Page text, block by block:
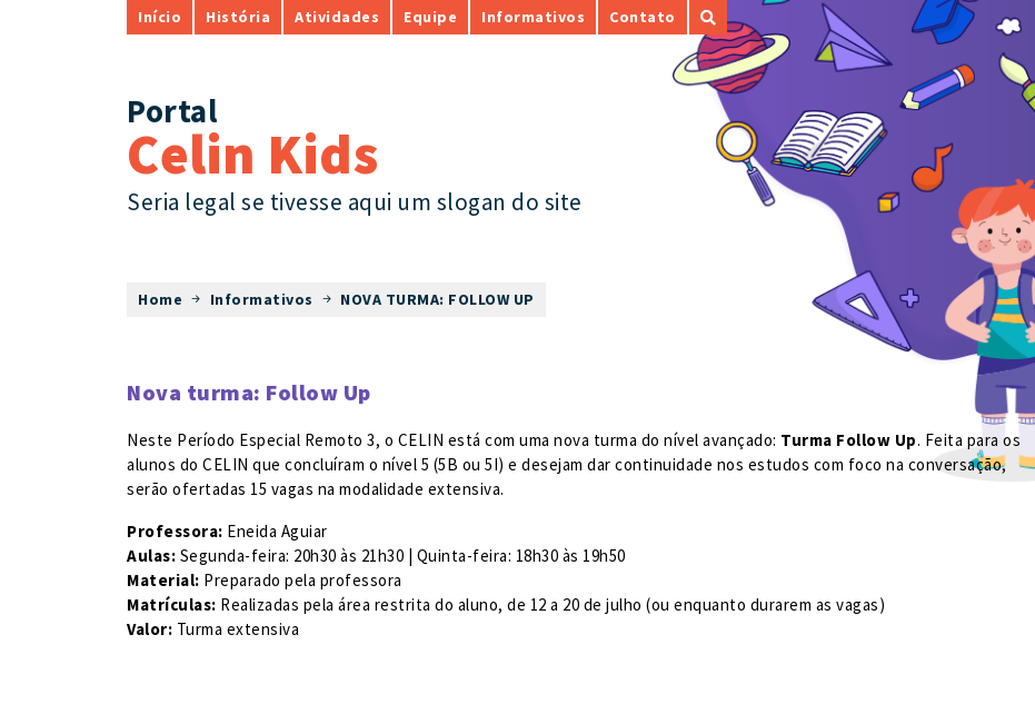
Início História Atividades Equipe Informativos Contato
Portal
Celin Kids
Seria legal se tivesse aqui um slogan do site
Home Informativos NOVA TURMA: FOLLOW UP
Nova turma: Follow Up
Neste Período Especial Remoto 3, o CELIN está com uma nova turma do nível avançado: Turma Follow Up. Feita para os
alunos do CELIN que concluíram o nível 5 (5B ou 5I) e desejam dar continuidade nos estudos com foco na conversação,
serão ofertadas 15 vagas na modalidade extensiva.
Professora: Eneida Aguiar
Aulas: Segunda-feira: 20h30 às 21h30 | Quinta-feira: 18h30 às 19h50
Material: Preparado pela professora
Matrículas: Realizadas pela área restrita do aluno, de 12 a 20 de julho (ou enquanto durarem as vagas)
Valor: Turma extensiva